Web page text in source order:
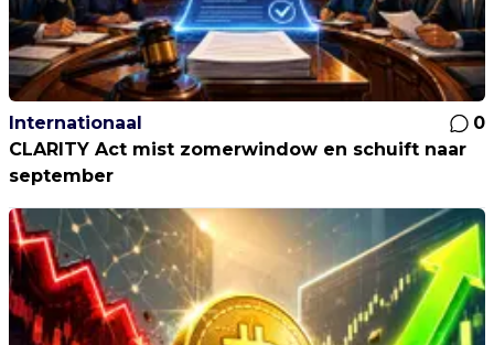
Internationaal
0
CLARITY Act mist zomerwindow en schuift naar
september